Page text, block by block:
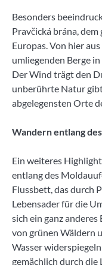
Besonders
Pravčická brána,
Europas. Von hier
umliegenden Berge
Der Wind trägt den
unberührte Natur
abgelegensten Orte
Wandern entlang
Ein weiteres
entlang des
Flussbett, das durch
Lebensader für die
sich ein ganz
von grünen Wäldern
Wasser
gemächlich durch die